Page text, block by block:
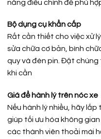
năng điều chỉnh để phù
Bộ dụng cụ khẩn cấp
Rất cần thiết cho việc xử
sửa chữa cơ bản, bình
quy và đèn pin. Đặt
khi cần
Giá để hành lý trên nóc xe
Nếu hành lý nhiều, hãy lắp
giúp tối ưu hóa không
các thành viên thoải mái